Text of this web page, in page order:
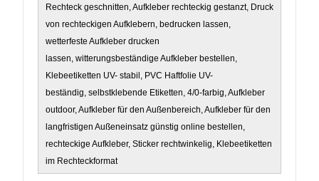
Rechteck geschnitten, Aufkleber rechteckig gestanzt, Druck
von rechteckigen Aufklebern, bedrucken lassen,
wetterfeste Aufkleber drucken
lassen, witterungsbeständige Aufkleber bestellen,
Klebeetiketten UV- stabil, PVC Haftfolie UV-
beständig, selbstklebende Etiketten, 4/0-farbig, Aufkleber
outdoor, Aufkleber für den Außenbereich, Aufkleber für den
langfristigen Außeneinsatz günstig online bestellen,
rechteckige Aufkleber, Sticker rechtwinkelig, Klebeetiketten
im Rechteckformat